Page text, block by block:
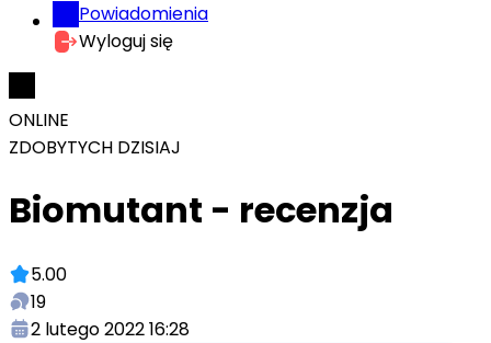
Powiadomienia
Wyloguj się
ONLINE
ZDOBYTYCH DZISIAJ
Biomutant - recenzja
5.00
19
2 lutego 2022 16:28